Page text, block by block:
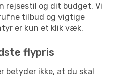
rejsestil og dit budget. Vi
tilbud og vigtige
er kun et klik væk.
flypris
betyder ikke, at du skal